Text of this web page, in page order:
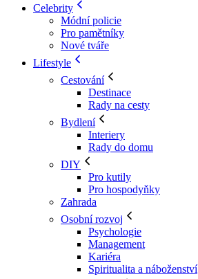
Celebrity
Módní policie
Pro pamětníky
Nové tváře
Lifestyle
Cestování
Destinace
Rady na cesty
Bydlení
Interiery
Rady do domu
DIY
Pro kutily
Pro hospodyňky
Zahrada
Osobní rozvoj
Psychologie
Management
Kariéra
Spiritualita a náboženství